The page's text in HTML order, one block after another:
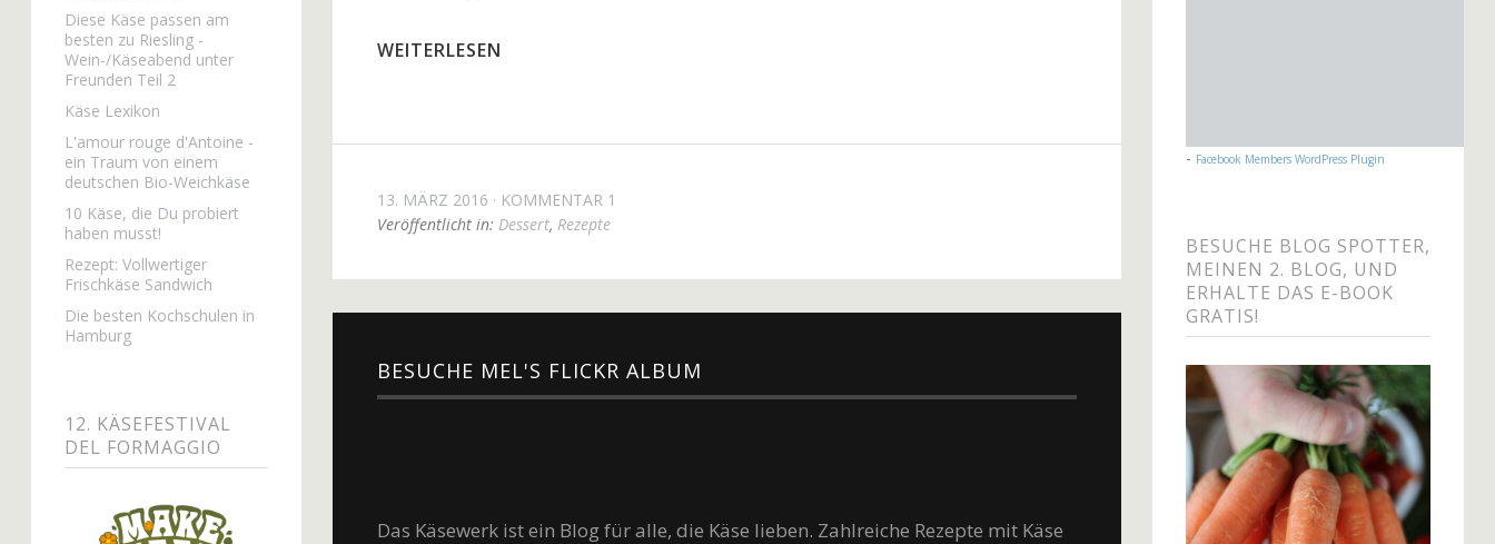
Diese Käse passen am
besten zu Riesling -
Wein-/Käseabend unter
Freunden Teil 2
Käse Lexikon
L'amour rouge d'Antoine -
ein Traum von einem
deutschen Bio-Weichkäse
10 Käse, die Du probiert
haben musst!
Rezept: Vollwertiger
Frischkäse Sandwich
Die besten Kochschulen in
Hamburg
12. KÄSEFESTIVAL
DEL FORMAGGIO
WEITERLESEN
13. MÄRZ 2016
KOMMENTAR 1
Veröffentlicht in: Dessert, Rezepte
BESUCHE MEL'S FLICKR ALBUM
Das Käsewerk ist ein Blog für alle, die Käse lieben. Zahlreiche Rezepte mit Käse
- Facebook Members WordPress Plugin
BESUCHE BLOG SPOTTER,
MEINEN 2. BLOG, UND
ERHALTE DAS E-BOOK
GRATIS!